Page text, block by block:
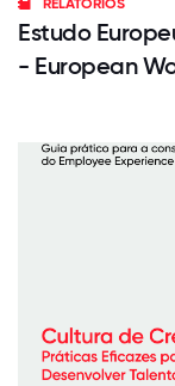
RELATÓRIOS
Estudo
- European